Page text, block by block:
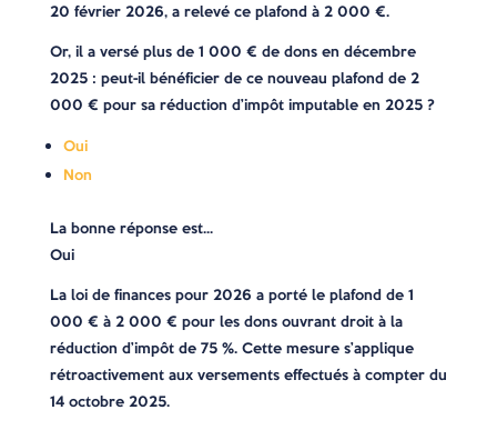
20 février 2026, a relevé ce plafond à 2 000 €.
Or, il a versé plus de 1 000 € de dons en décembre
2025 : peut-il bénéficier de ce nouveau plafond de 2
000 € pour sa réduction d’impôt imputable en 2025 ?
Oui
Non
La bonne réponse est…
Oui
La loi de finances pour 2026 a porté le plafond de 1
000 € à 2 000 € pour les dons ouvrant droit à la
réduction d’impôt de 75 %. Cette mesure s’applique
rétroactivement aux versements effectués à compter du
14 octobre 2025.